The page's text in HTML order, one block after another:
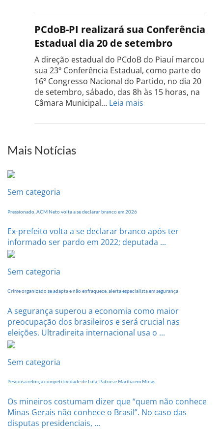
do
PCdoB
Rio
do
Sul
dia
PCdoB-PI realizará sua Conferência
Estadual dia 20 de setembro
A direção estadual do PCdoB do Piauí marcou
sua 23º Conferência Estadual, como parte do
16º Congresso Nacional do Partido, no dia 20
de setembro, sábado, das 8h às 15 horas, na
Câmara Municipal… Leia mais
PI
Mais Notícias
Sem categoria
Pressionado, ACM Neto volta a se declarar branco em 2026
Ex-prefeito volta a se declarar branco após ter
informado ser pardo em 2022; deputada ...
Sem categoria
Crime organizado se adapta e não enfraquece, alerta especialista em segurança
A segurança superou a economia como maior
preocupação dos brasileiros e será crucial nas
eleições. Ultradireita internacional usa o ...
Sem categoria
Pesquisa reforça competitividade de Lula, Patrus e Marília em Minas
Os mineiros costumam dizer que “quem não conhece
Minas Gerais não conhece o Brasil”. No caso das
disputas presidenciais, ...